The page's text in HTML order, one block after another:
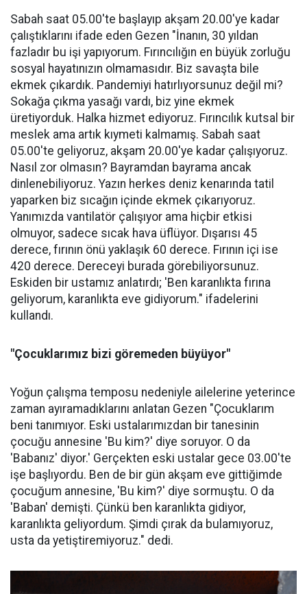
Sabah saat 05.00'te başlayıp akşam 20.00'ye kadar
çalıştıklarını ifade eden Gezen "İnanın, 30 yıldan
fazladır bu işi yapıyorum. Fırıncılığın en büyük zorluğu
sosyal hayatınızın olmamasıdır. Biz savaşta bile
ekmek çıkardık. Pandemiyi hatırlıyorsunuz değil mi?
Sokağa çıkma yasağı vardı, biz yine ekmek
üretiyorduk. Halka hizmet ediyoruz. Fırıncılık kutsal bir
meslek ama artık kıymeti kalmamış. Sabah saat
05.00'te geliyoruz, akşam 20.00'ye kadar çalışıyoruz.
Nasıl zor olmasın? Bayramdan bayrama ancak
dinlenebiliyoruz. Yazın herkes deniz kenarında tatil
yaparken biz sıcağın içinde ekmek çıkarıyoruz.
Yanımızda vantilatör çalışıyor ama hiçbir etkisi
olmuyor, sadece sıcak hava üflüyor. Dışarısı 45
derece, fırının önü yaklaşık 60 derece. Fırının içi ise
420 derece. Dereceyi burada görebiliyorsunuz.
Eskiden bir ustamız anlatırdı; 'Ben karanlıkta fırına
geliyorum, karanlıkta eve gidiyorum." ifadelerini
kullandı.
"Çocuklarımız bizi göremeden büyüyor"
Yoğun çalışma temposu nedeniyle ailelerine yeterince
zaman ayıramadıklarını anlatan Gezen "Çocuklarım
beni tanımıyor. Eski ustalarımızdan bir tanesinin
çocuğu annesine 'Bu kim?' diye soruyor. O da
'Babanız' diyor.' Gerçekten eski ustalar gece 03.00'te
işe başlıyordu. Ben de bir gün akşam eve gittiğimde
çocuğum annesine, 'Bu kim?' diye sormuştu. O da
'Baban' demişti. Çünkü ben karanlıkta gidiyor,
karanlıkta geliyordum. Şimdi çırak da bulamıyoruz,
usta da yetiştiremiyoruz." dedi.